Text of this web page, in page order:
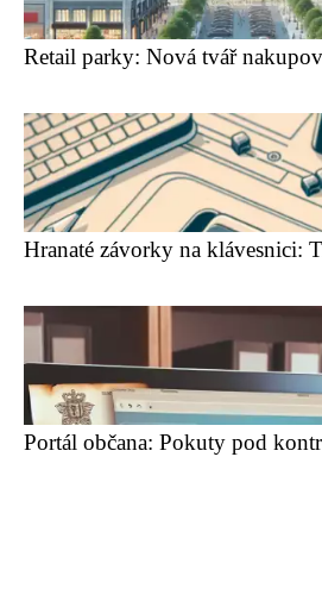
Retail parky: Nová tvář
Hranaté závorky na klávesnici:
Portál občana: Pokuty pod